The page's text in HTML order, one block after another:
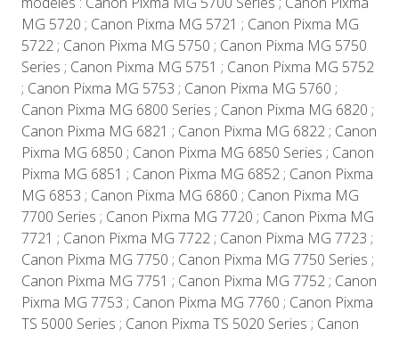
MG 5720 ; Canon Pixma MG 5721 ; Canon Pixma MG
5722 ; Canon Pixma MG 5750 ; Canon Pixma MG 5750
Series ; Canon Pixma MG 5751 ; Canon Pixma MG 5752
; Canon Pixma MG 5753 ; Canon Pixma MG 5760 ;
Canon Pixma MG 6800 Series ; Canon Pixma MG 6820 ;
Canon Pixma MG 6821 ; Canon Pixma MG 6822 ; Canon
Pixma MG 6850 ; Canon Pixma MG 6850 Series ; Canon
Pixma MG 6851 ; Canon Pixma MG 6852 ; Canon Pixma
MG 6853 ; Canon Pixma MG 6860 ; Canon Pixma MG
7700 Series ; Canon Pixma MG 7720 ; Canon Pixma MG
7721 ; Canon Pixma MG 7722 ; Canon Pixma MG 7723 ;
Canon Pixma MG 7750 ; Canon Pixma MG 7750 Series ;
Canon Pixma MG 7751 ; Canon Pixma MG 7752 ; Canon
Pixma MG 7753 ; Canon Pixma MG 7760 ; Canon Pixma
TS 5000 Series ; Canon Pixma TS 5020 Series ; Canon